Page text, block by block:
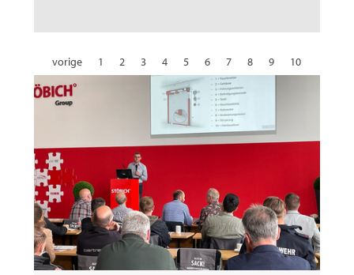
vorige 1 2 3 4 5 6 7 8 9
10
11
15 16 17 18
26 27 28
31
volgende